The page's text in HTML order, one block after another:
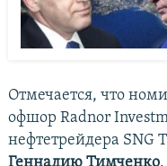
Отмечается, что
офшор Radnor
нефтетрейдера SNG